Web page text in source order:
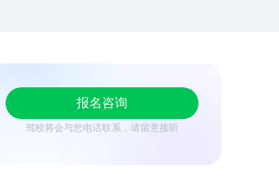
报名咨询
驾校将会与您电话联系，请留意接听